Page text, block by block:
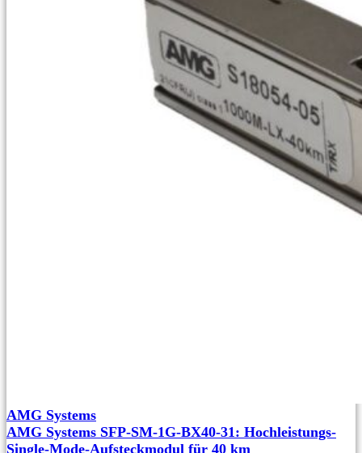
AMG Systems
AMG Systems SFP-SM-1G-BX40-31: Hochleistungs-
Single-Mode-Aufsteckmodul für 40 km